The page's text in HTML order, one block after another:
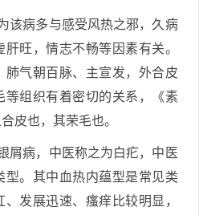
该病多与感受风热之邪，久病
旺，情志不畅等因素有关。
肺气朝百脉、主宣发，外合皮
等组织有着密切的关系，《素
皮也，其荣毛也。
屑病，中医称之为白疕，中医
型。其中血热内蕴型是常见类
发展迅速、瘙痒比较明显，